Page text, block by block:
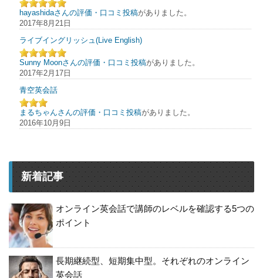
hayashidaさんの評価・口コミ投稿がありました。
2017年8月21日
ライブイングリッシュ(Live English)
Sunny Moonさんの評価・口コミ投稿がありました。
2017年2月17日
青空英会話
まるちゃんさんの評価・口コミ投稿がありました。
2016年10月9日
新着記事
オンライン英会話で講師のレベルを確認する5つの
ポイント
長期継続型、短期集中型。それぞれのオンライン
英会話